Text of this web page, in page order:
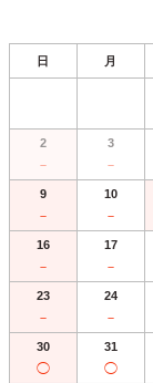
日 月
2
－
3
－
9
－
10
－
16
－
17
－
23
－
24
－
30
◯
31
◯